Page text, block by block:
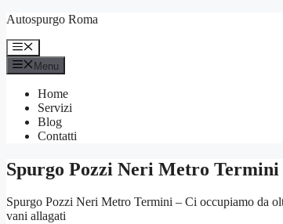
Vai
contenuto
Autospurgo Roma
Menu
Menu
Home
Servizi
Blog
Contatti
Spurgo Pozzi Neri Metro Termini
Spurgo Pozzi Neri Metro Termini – Ci occupiamo da
vani allagati